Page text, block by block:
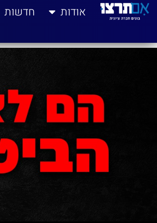
לתוכן אודות חדשות